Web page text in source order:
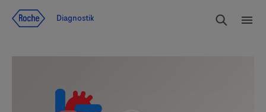
Diagnostik